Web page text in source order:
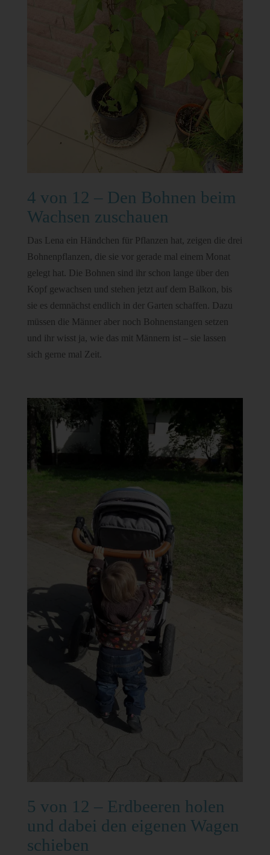
4 von 12 – Den Bohnen beim
Wachsen zuschauen
Das Lena ein Händchen für Pflanzen hat, zeigen die drei
Bohnenpflanzen, die sie vor gerade mal einem Monat
gelegt hat. Die Bohnen sind ihr schon lange über den
Kopf gewachsen und stehen jetzt auf dem Balkon, bis
sie es demnächst endlich in der Garten schaffen. Dazu
müssen die Männer aber noch Bohnenstangen setzen
und ihr wisst ja, wie das mit Männern ist – sie lassen
sich gerne mal Zeit.
5 von 12 – Erdbeeren holen
und dabei den eigenen Wagen
schieben